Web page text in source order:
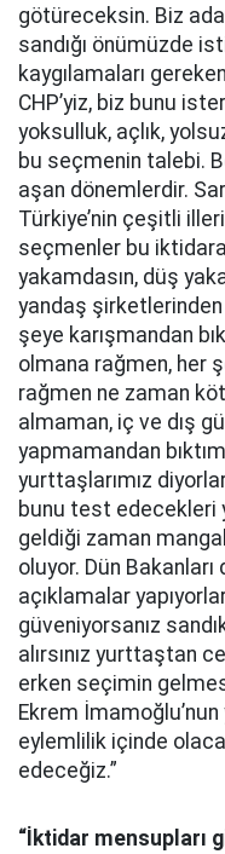
götüreceksin. Biz
sandığı önümüzde
kaygılamaları
CHP’yiz, biz bunu
yoksulluk, açlık,
bu seçmenin talebi.
aşan dönemlerdir.
Türkiye’nin çeşitli
seçmenler bu iktidara
yakamdasın, düş
yandaş
şeye karışmandan
olmana rağmen, her
rağmen ne zaman
almaman, iç ve dış
yapmamandan
yurttaşlarımız
bunu test edecekleri
geldiği zaman
oluyor. Dün
açıklamalar
güveniyorsanız
alırsınız yurttaştan
erken seçimin
Ekrem
eylemlilik içinde
edeceğiz.”
“İktidar mensupları